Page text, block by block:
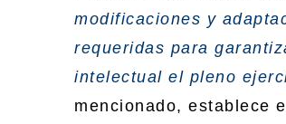
modificaciones y
requeridas para
intelectual el pleno
mencionado, establece